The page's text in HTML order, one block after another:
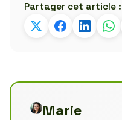
Partager cet article :
Marie